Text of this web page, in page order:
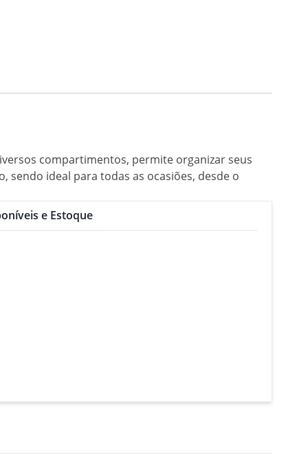
compartimentos, permite organizar seus
ideal para todas as ocasiões, desde o
e Estoque